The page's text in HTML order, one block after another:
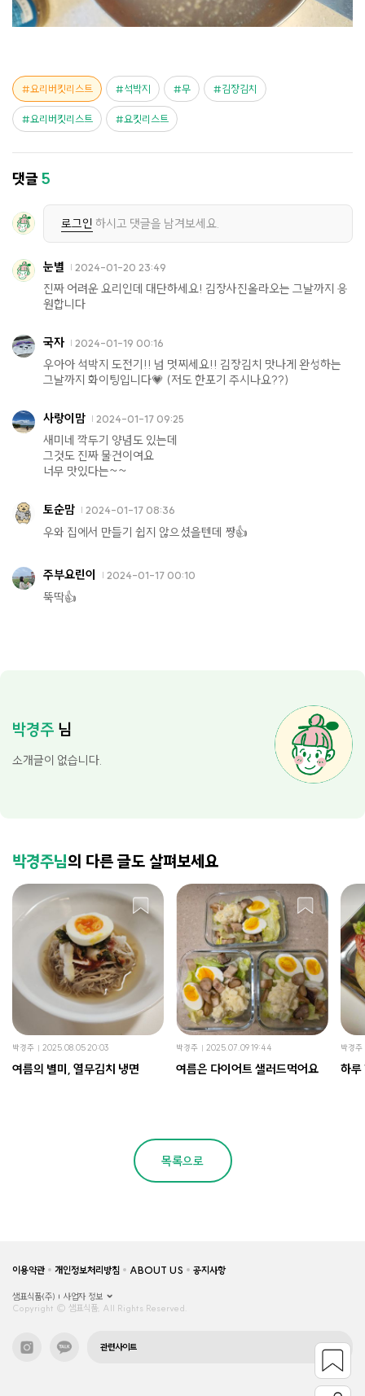
요리버킷리스트 석박지 무 김장김치
요리버킷리스트 요킷리스트
댓글5
로그인 하시고 댓글을 남겨보세요.
눈별 2024-01-20 23:49
진짜 어려운 요리인데 대단하세요! 김장사진올라오는 그날까지 응
원합니다
국자 2024-01-19 00:16
우아아 석박지 도전기!! 넘 멋찌세요!! 김장김치 맛나게 완성하는
그날까지 화이팅입니다💗 (저도 한포기 주시나요??)
사랑이맘 2024-01-17 09:25
새미네 깍두기 양념도 있는데
그것도 진짜 물건이여요
너무 맛있다는~~
토순맘 2024-01-17 08:36
우와 집에서 만들기 쉽지 않으셨을텐데 짱👍
주부요린이 2024-01-17 00:10
뚝딱👍
박경주 님
소개글이 없습니다.
박경주님의 다른 글도 살펴보세요
박경주 2025.08.05 20:03
여름의 별미, 열무김치 냉면
박경주 2025.07.09 19:44
여름은 다이어트 샐러드먹어요
박경주
하루
목록으로
이용약관 개인정보처리방침 ABOUT US 공지사항
샘표식품(주)
사업자 정보
Copyright © 샘표식품, All Rights Reserved.
관련사이트